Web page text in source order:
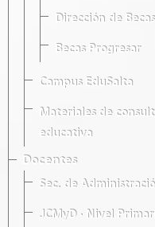
Dirección de Becas
Becas Progresar
Campus EduSalta
Materiales de
educativa
Docentes
Sec. de
JCMyD · Nivel